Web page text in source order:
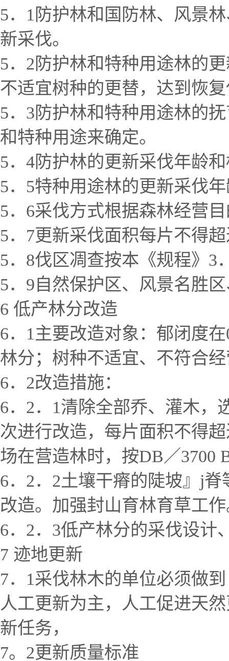
5．1防护林和国防林、风景
新采伐。
5．2防护林和特种用途林的
不适宜树种的更替，达到恢
5．3防护林和特种用途林的
和特种用途来确定。
5．4防护林的更新采伐年龄
5．5特种用途林的更新采伐
5．6采伐方式根据森林经营
5．7更新采伐面积每片不得
5．8伐区凋查按本《规程》3
5．9自然保护区、风景名胜
6 低产林分改造
6．1主要改造对象：郁闭度
林分；树种不适宜、不符合
6．2改造措施：
6．2．1清除全部乔、灌木，
次进行改造，每片面积不得
场在营造林时，按DB／3700
6．2．2土壤干瘠的陡坡』j
改造。加强封山育林育草工
6．2．3低产林分的采伐设计
7 迹地更新
7．1采伐林木的单位必须做
人工更新为主，人工促进天
新任务，
7。2更新质量标准